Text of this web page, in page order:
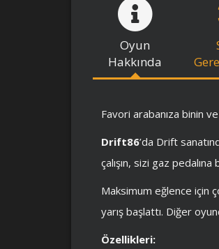
Oyun
Hakkında
Favori arabanıza binin
Drift86’da Drift
çalışın, sizi gaz
Maksimum eğlence için
yarış başlattı. Diğer
Özellikleri: